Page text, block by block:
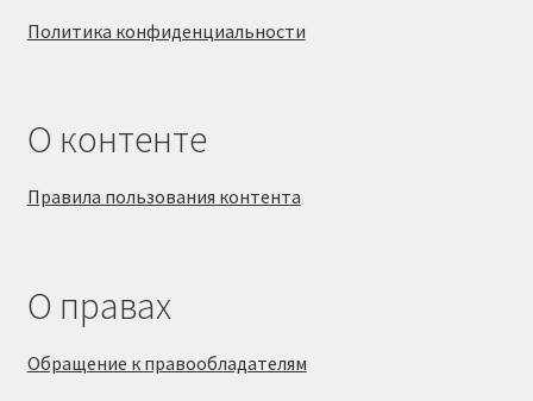
Политика конфиденциальности
О контенте
Правила пользования контента
О правах
Обращение к правообладателям